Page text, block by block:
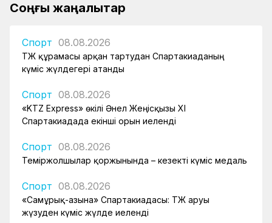
Соңғы жаңалықтар
Спорт 08.08.2026
ҚТЖ құрамасы арқан тартудан Спартакиаданың
күміс жүлдегері атанды
Спорт 08.08.2026
«KTZ Express» өкілі Әнел Жеңісқызы XI
Спартакиадада екінші орын иеленді
Спорт 08.08.2026
Теміржолшылар қоржынында – кезекті күміс медаль
Спорт 08.08.2026
«Самұрық-Қазына» Спартакиадасы: ҚТЖ аруы
жүзуден күміс жүлде иеленді